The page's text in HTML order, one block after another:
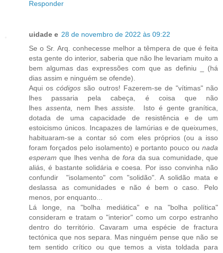
Responder
uidade e 28 de novembro de 2022 às 09:22
Se o Sr. Arq. conhecesse melhor a têmpera de que é feita
esta gente do interior, saberia que não lhe levariam muito a
bem algumas das expressões com que as definiu _ (há
dias assim e ninguém se ofende).
Aqui oscódigossão outros! Fazerem-se de "vítimas" não
lhes passaria pela cabeça, é coisa que não
lhes assenta, nem lhes assiste.
Isto é gente granítica,
dotada de uma capacidade de resistência e de um
estoicismo únicos. Incapazes de lamúrias e de queixumes,
habituaram-se a contar só com eles próprios (ou a isso
foram forçados pelo isolamento) e portanto pouco ou nada
esperamque lhes venha defora da sua comunidade, que
aliás, é bastante solidária e coesa. Por isso convinha não
confundir "isolamento" com "solidão". A solidão mata e
deslassa as comunidades e não é bem o caso. Pelo
menos, por enquanto...
Lá longe, na "bolha mediática" e na "bolha política"
consideram e tratam o "interior" como um corpo estranho
dentro do território. Cavaram uma espécie de fractura
tectónica que nos separa. Mas ninguém pense que não se
tem sentido crítico ou que temos a vista toldada para